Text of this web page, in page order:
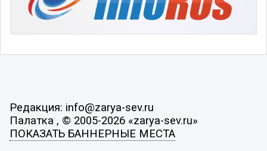
Редакция: info@zarya-sev.ru
Палатка , © 2005-2026 «zarya-sev.ru»
ПОКАЗАТЬ БАННЕРНЫЕ МЕСТА